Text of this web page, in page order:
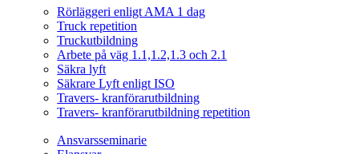
Rörläggeri enligt AMA 1 dag
Truck repetition
Truckutbildning
Arbete på väg 1.1,1.2,1.3 och 2.1
Säkra lyft
Säkrare Lyft enligt ISO
Travers- kranförarutbildning
Travers- kranförarutbildning repetition
Ansvarsseminarie